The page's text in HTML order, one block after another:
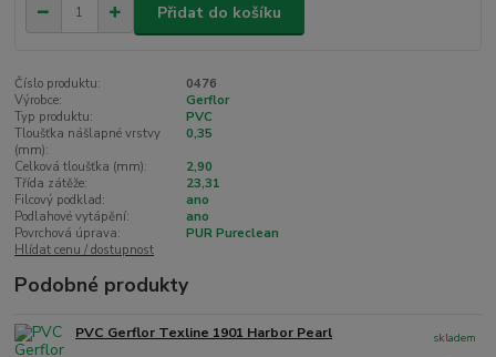
Přidat do košíku
Číslo produktu:
0476
Výrobce:
Gerflor
Typ produktu:
PVC
Tloušťka nášlapné vrstvy
(mm):
0,35
Celková tloušťka (mm):
2,90
Třída zátěže:
23,31
Filcový podklad:
ano
Podlahové vytápění:
ano
Povrchová úprava:
PUR Pureclean
Hlídat cenu / dostupnost
Podobné produkty
PVC Gerflor Texline 1901 Harbor Pearl
skladem